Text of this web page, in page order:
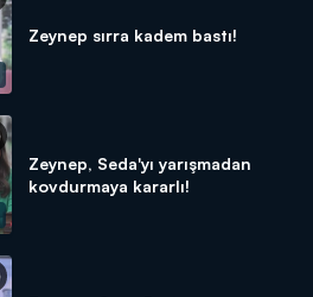
Zeynep sırra kadem bastı!
Zeynep, Seda'yı yarışmadan
kovdurmaya kararlı!